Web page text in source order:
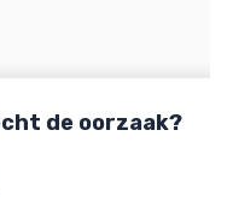
de oorzaak?